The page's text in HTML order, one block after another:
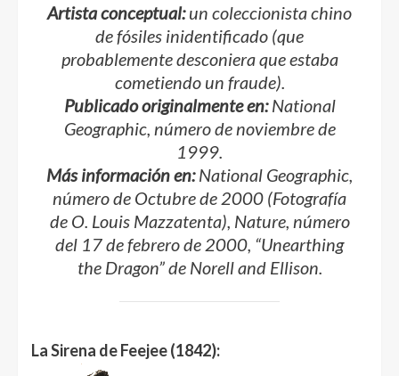
Artista conceptual:un coleccionista chino
de fósiles inidentificado (que
probablemente desconiera que estaba
cometiendo un fraude).
Publicado originalmente en:National
Geographic, número de noviembre de
1999.
Más información en:National Geographic,
número de Octubre de 2000 (Fotografía
de O. Louis Mazzatenta), Nature, número
del 17 de febrero de 2000, “Unearthing
the Dragon” de Norell and Ellison.
La Sirena de Feejee (1842):